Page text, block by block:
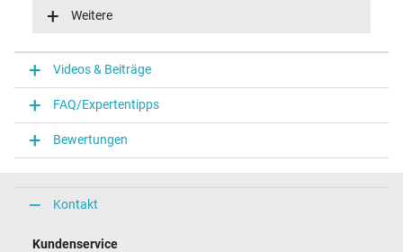
100-240V / 50-60Hz
Funktions-LED
Funktions-LED im Stecker
Notebook Stecker
Steckertyp / -form
rund / 180° gerade
9,5 mm
Weitere
Videos & Beiträge
FAQ/Expertentipps
Bewertungen
Kontakt
Kundenservice